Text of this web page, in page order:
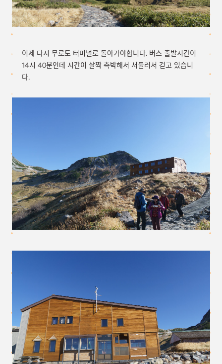
이제 다시 무로도 터미널로 돌아가야합니다. 버스 출발시간이
14시 40분인데 시간이 살짝 촉박해서 서둘러서 걷고 있습니
다.